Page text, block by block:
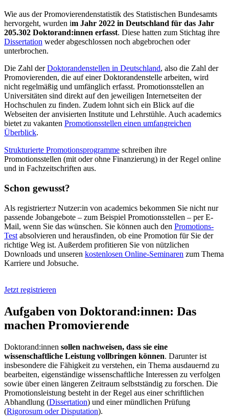
Wie aus der Promovierendenstatistik des Statistischen Bundesamts
hervorgeht, wurden im Jahr 2022 in Deutschland für das Jahr
205.302 Doktorand:innen erfasst. Diese hatten zum Stichtag ihre
Dissertation weder abgeschlossen noch abgebrochen oder
unterbrochen.
Die Zahl derDoktorandenstellen in Deutschland, also die Zahl der
Promovierenden, die auf einer Doktorandenstelle arbeiten, wird
nicht regelmäßig und umfänglich erfasst. Promotionsstellen an
Universitäten sind direkt auf den jeweiligen Internetseiten der
Hochschulen zu finden. Zudem lohnt sich ein Blick auf die
Webseiten der anvisierten Institute und Lehrstühle. Auch academics
bietet zu vakanten Promotionsstellen einen umfangreichen
Überblick.
Strukturierte Promotionsprogramme schreiben ihre
Promotionsstellen (mit oder ohne Finanzierung) in der Regel online
und in Fachzeitschriften aus.
Schon gewusst?
Als registrierte:r Nutzer:in von academics bekommen Sie nicht nur
passende Jobangebote – zum Beispiel Promotionsstellen – per E-
Mail, wenn Sie das wünschen. Sie können auch den Promotions-
Test absolvieren und herausfinden, ob eine Promotion für Sie der
richtige Weg ist. Außerdem profitieren Sie von nützlichen
Downloads und unseren kostenlosen Online-Seminaren zum Thema
Karriere und Jobsuche.
Jetzt registrieren
Aufgaben von Doktorand:innen: Das
machen Promovierende
Doktorand:innen sollen nachweisen, dass sie eine
wissenschaftliche Leistung vollbringen können. Darunter ist
insbesondere die Fähigkeit zu verstehen, ein Thema ausdauernd zu
bearbeiten, eigenständige wissenschaftliche Interessen zu verfolgen
sowie über einen längeren Zeitraum selbstständig zu forschen. Die
Promotionsleistung besteht in der Regel aus einer schriftlichen
Abhandlung (Dissertation) und einer mündlichen Prüfung
(Rigorosum oder Disputation).